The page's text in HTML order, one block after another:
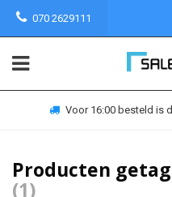
070 2629111
Voor 16:00 besteld is
Producten
(1)